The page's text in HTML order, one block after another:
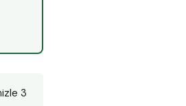
3